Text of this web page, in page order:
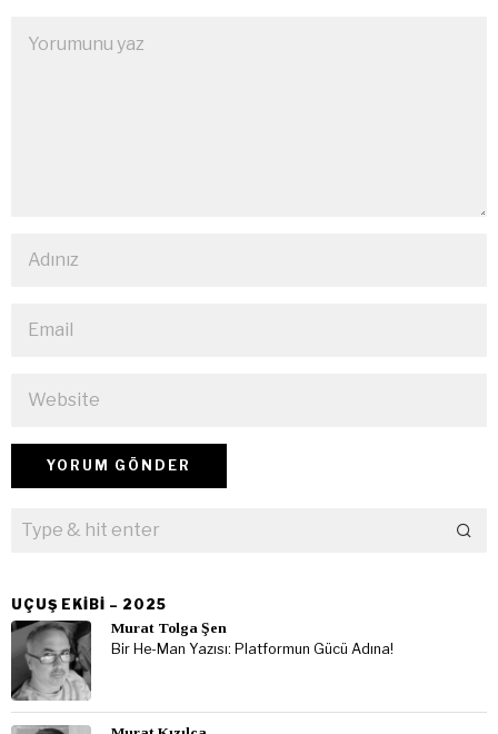
UÇUŞ EKIBI – 2025
Murat Tolga Şen
Bir He-Man Yazısı: Platformun Gücü Adına!